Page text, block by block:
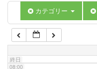
カテゴリー
終日
07:00
08:00